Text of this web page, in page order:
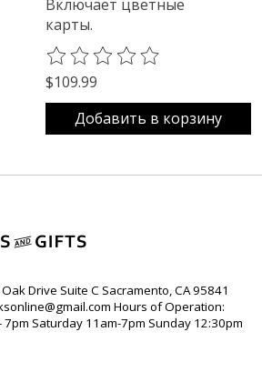
Включает цветные
карты.
The rating of this product is
$109.99
Добавить в корзину
Drive Suite C Sacramento, CA 95841
Hours of Operation:
7pm Saturday 11am-7pm Sunday 12:30pm